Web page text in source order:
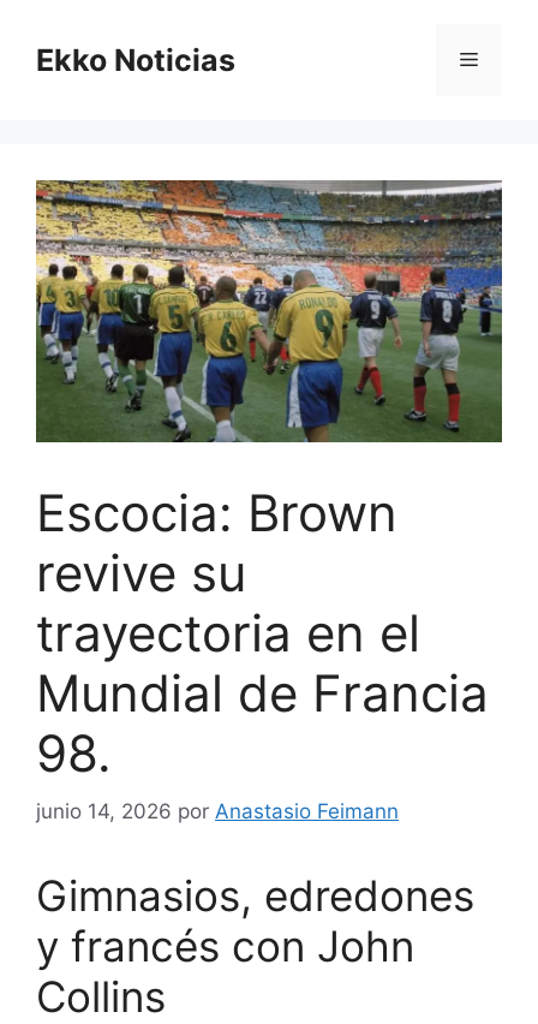
contenido
Ekko Noticias Menú
Escocia: Brown
revive su
trayectoria en el
Mundial de Francia
98.
junio 14, 2026 por Anastasio Feimann
Gimnasios, edredones
y francés con John
Collins